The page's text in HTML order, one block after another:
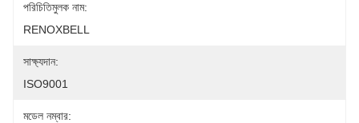
পরিচিতিমুলক নাম:
RENOXBELL
সাক্ষ্যদান:
ISO9001
মডেল নম্বার: